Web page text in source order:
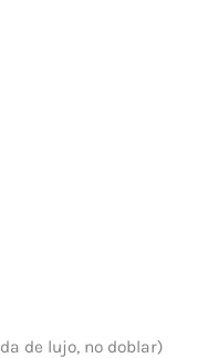
de lujo, no doblar)